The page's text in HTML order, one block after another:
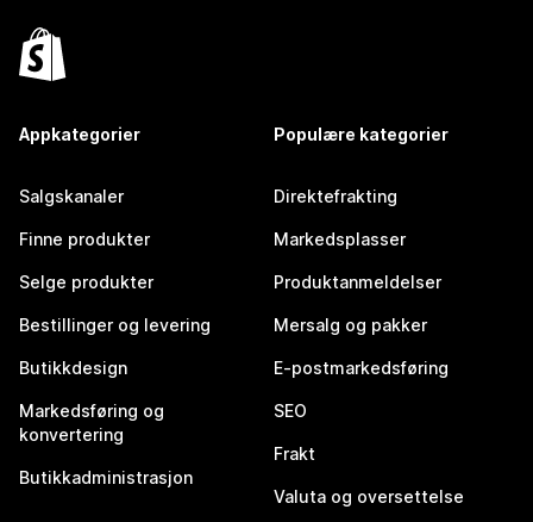
Appkategorier
Salgskanaler
Finne produkter
Selge produkter
Bestillinger og levering
Butikkdesign
Markedsføring og
konvertering
Butikkadministrasjon
Populære kategorier
Direktefrakting
Markedsplasser
Produktanmeldelser
Mersalg og pakker
E-postmarkedsføring
SEO
Frakt
Valuta og oversettelse